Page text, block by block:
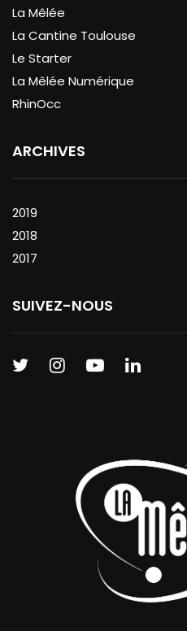
La Mêlée
La Cantine Toulouse
Le Starter
La Mêlée Numérique
RhinOcc
ARCHIVES
2019
2018
2017
SUIVEZ-NOUS